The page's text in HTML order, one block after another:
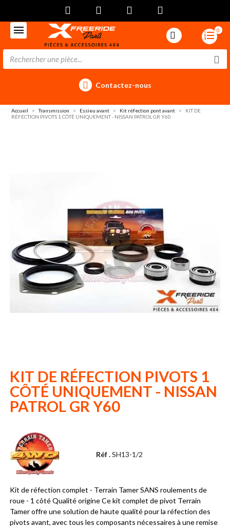
0
Contactez-nous
Accueil Transmission Essieu avant Kit réfection pont avant
KIT DE
RÉFECTION PIVOTS 1 CÔTÉ UNIQUEMENT - NISSAN PATROL GR Y60
KIT DE RÉFECTION PIVOTS 1
CÔTÉ UNIQUEMENT - NISSAN
PATROL GR Y60
Réf .SH13-1/2
Kit de réfection complet - Terrain Tamer SANS roulements de
roue - 1 côté Qualité origine Ce kit complet de pivot Terrain
Tamer offre une solution de haute qualité pour la réfection des
pivots avant, avec tous les composants nécessaires à une remise